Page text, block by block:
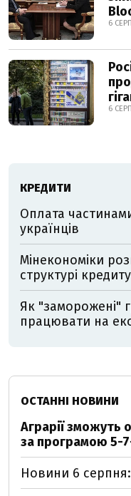
6
6
КРЕДИТИ
Оплата
українців
Мінекономіки
структурі
Як "заморожені"
працювати на
ОСТАННІ НОВИНИ
Аграрії зможуть
за програмою 5-
Новини 6 серпня: